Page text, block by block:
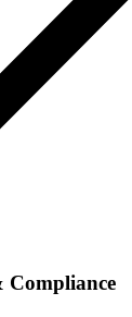
Compliance